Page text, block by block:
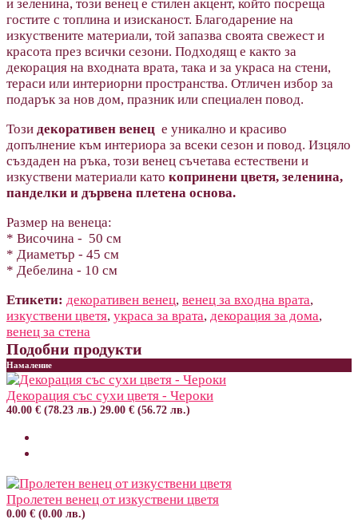
и зеленина, този венец е стилен акцент, който посреща
гостите с топлина и изисканост. Благодарение на
изкуствените материали, той запазва своята свежест и
красота през всички сезони. Подходящ е както за
декорация на входната врата, така и за украса на стени,
тераси или интериорни пространства. Отличен избор за
подарък за нов дом, празник или специален повод.
Този декоративен венец е уникално и красиво
допълнение към интериора за всеки сезон и повод. Изцяло
създаден на ръка, този венец съчетава естествени и
изкуствени материали като копринени цветя, зеленина,
панделки и дървена плетена основа.
Размер на венеца:
* Височина - 50 см
* Диаметър - 45 см
* Дебелина - 10 см
Етикети: декоративен венец, венец за входна врата,
изкуствени цветя, украса за врата, декорация за дома,
венец за стена
Подобни продукти
Намаление
Декорация със сухи цветя - Чероки
40.00 € (78.23 лв.) 29.00 € (56.72 лв.)
Пролетен венец от изкуствени цветя
0.00 € (0.00 лв.)